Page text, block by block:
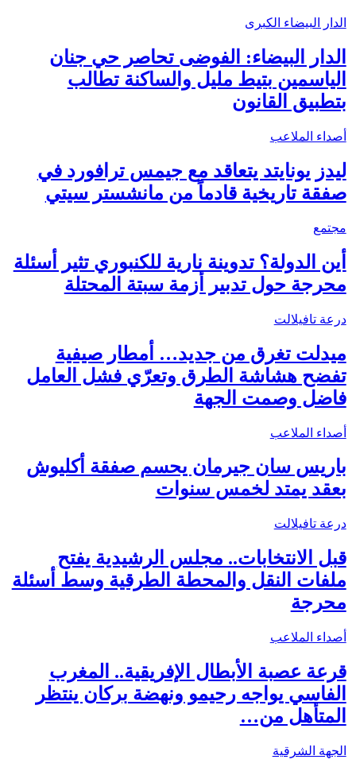
الدار البيضاء الكبرى
الدار البيضاء: الفوضى تحاصر حي جنان
الياسمين بتيط مليل والساكنة تطالب
بتطبيق القانون
أصداء الملاعب
ليدز يونايتد يتعاقد مع جيمس ترافورد في
صفقة تاريخية قادماً من مانشستر سيتي
مجتمع
أين الدولة؟ تدوينة نارية للكنبوري تثير أسئلة
محرجة حول تدبير أزمة سبتة المحتلة
درعة تافيلالت
ميدلت تغرق من جديد… أمطار صيفية
تفضح هشاشة الطرق وتعرّي فشل العامل
فاضل وصمت الجهة
أصداء الملاعب
باريس سان جيرمان يحسم صفقة أكليوش
بعقد يمتد لخمس سنوات
درعة تافيلالت
قبل الانتخابات.. مجلس الرشيدية يفتح
ملفات النقل والمحطة الطرقية وسط أسئلة
محرجة
أصداء الملاعب
قرعة عصبة الأبطال الإفريقية.. المغرب
الفاسي يواجه رحيمو ونهضة بركان ينتظر
المتأهل من…
الجهة الشرقية